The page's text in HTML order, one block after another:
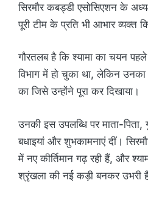
सिरमौर कबड्डी एसोसिएशन के
पूरी टीम के प्रति भी आभार व्यक्त
गौरतलब है कि श्यामा का चयन
विभाग में हो चुका था, लेकिन
का जिसे उन्होंने पूरा कर दिखाया।
उनकी इस उपलब्धि पर माता-
बधाइयां और शुभकामनाएं दीं।
में नए कीर्तिमान गढ़ रही हैं, और
श्रृंखला की नई कड़ी बनकर उभरी